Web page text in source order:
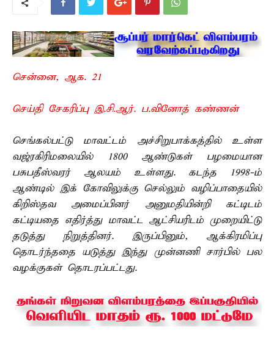
சென்னை, ஆக. 21 –
செய்தி சேகரிப்பு இ.சி.ஆர். ப.வினோத் கண்ணன்
செங்கல்பட்டு மாவட்டம் அச்சிறுபாக்கத்தில் உள்ள
வஜ்ரகிரிமலையில் 1800 ஆண்டுகள் பழமையான
பசுபதீஸ்வரர் ஆலயம் உள்ளது. கடந்த 1998-ம்
ஆண்டில் இக் கோவிலுக்கு செல்லும் வழிப்பாதையில்
கிறிஸ்தவ அமைப்பினர் அனுமதியின்றி கட்டிடம்
கட்டியதை எதிர்த்து மாவட்ட ஆட்சியரிடம் முறையிட்டு
தடுத்து நிறுத்தினர். இருப்பினும், ஆக்கிரமிப்பு
தொடர்ந்ததை யடுத்து இந்து முன்னணி சார்பில் பல
வழக்குகள் தொடரப்பட்டது.